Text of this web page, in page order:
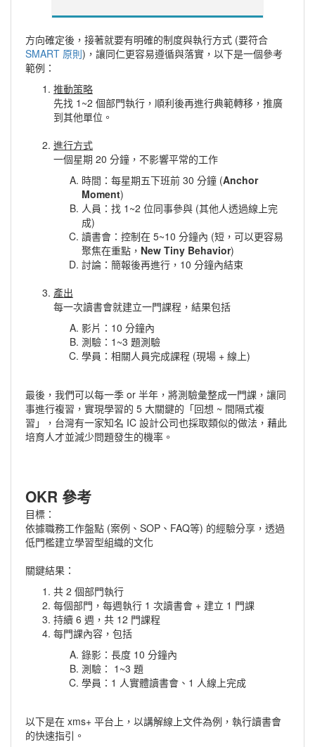
方向確定後，接著就要有明確的制度與執行方式 (要符合
SMART 原則)，讓同仁更容易遵循與落實，以下是一個參考
範例：
推動策略
先找 1~2 個部門執行，順利後再進行典範轉移，推廣
到其他單位。
進行方式
一個星期 20 分鐘，不影響平常的工作
時間：每星期五下班前 30 分鐘 (Anchor
Moment)
人員：找 1~2 位同事參與 (其他人透過線上完
成)
讀書會：控制在 5~10 分鐘內 (短，可以更容易
聚焦在重點， New Tiny Behavior)
討論：簡報後再進行，10 分鐘內結束
產出
每一次讀書會就建立一門課程，結果包括
影片：10 分鐘內
測驗：1~3 題測驗
學員：相關人員完成課程 (現場 + 線上)
最後，我們可以每一季 or 半年，將測驗彙整成一門課，讓同
事進行複習，實現學習的 5 大關鍵的「回想 ~ 間隔式複
習」，台灣有一家知名 IC 設計公司也採取類似的做法，藉此
培育人才並減少問題發生的機率。
OKR 參考
目標：
依據職務工作盤點 (案例、SOP、FAQ等) 的經驗分享，透過
低門檻建立學習型組織的文化
關鍵結果：
共 2 個部門執行
每個部門，每週執行 1 次讀書會 + 建立 1 門課
持續 6 週，共 12 門課程
每門課內容，包括
錄影：長度 10 分鐘內
測驗： 1~3 題
學員：1 人實體讀書會、1 人線上完成
以下是在 xms+ 平台上，以講解線上文件為例，執行讀書會
的快速指引。